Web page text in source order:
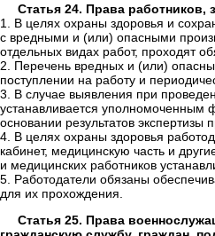
Статья 24. Права работников,
1. В целях охраны здоровья и
с вредными и (или) опасными
отдельных видах работ, проходят
2. Перечень вредных и (или)
поступлении на работу и
3. В случае выявления при
устанавливается уполномоченным
основании результатов
4. В целях охраны здоровья
кабинет, медицинскую часть и
и медицинских работников
5. Работодатели обязаны
для их прохождения.
Статья 25. Права